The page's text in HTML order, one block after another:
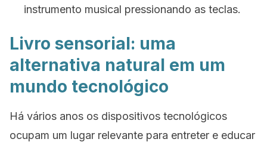
instrumento musical pressionando as teclas.
Livro sensorial: uma
alternativa natural em um
mundo tecnológico
Há vários anos os dispositivos tecnológicos
ocupam um lugar relevante para entreter e educar